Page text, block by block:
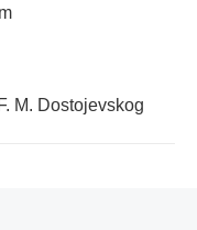
M. Dostojevskog